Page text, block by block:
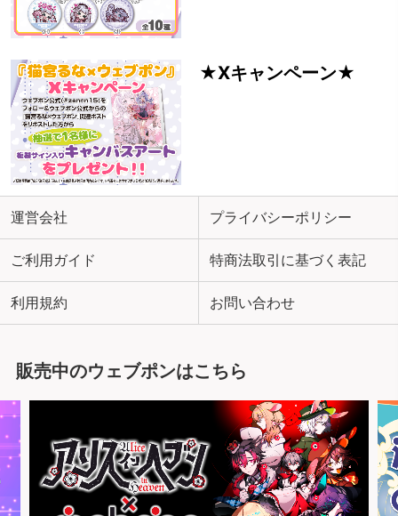
★Xキャンペーン★
運営会社 プライバシーポリシー
ご利用ガイド 特商法取引に基づく表記
利用規約 お問い合わせ
販売中のウェブポンはこちら